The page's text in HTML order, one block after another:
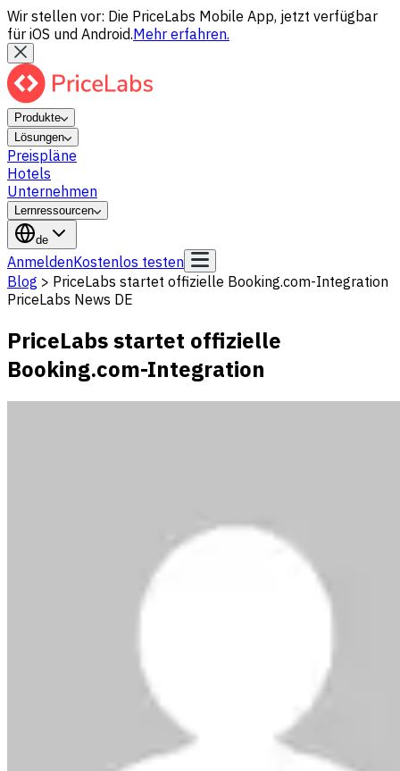
Wir stellen vor: Die PriceLabs Mobile App, jetzt verfügbar
für iOS und Android.Mehr erfahren.
Produkte
Lösungen
Preispläne
Hotels
Unternehmen
Lernressourcen
de
AnmeldenKostenlos testen
Blog > PriceLabs startet offizielle Booking.com-Integration
PriceLabs News DE
PriceLabs startet offizielle
Booking.com-Integration